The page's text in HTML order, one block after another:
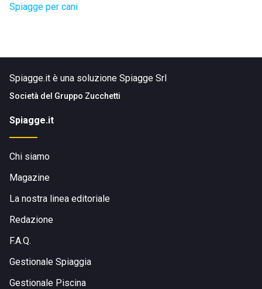
Spiagge per cani
Spiagge.it è una soluzione Spiagge Srl
Società del Gruppo Zucchetti
Spiagge.it
Chi siamo
Magazine
La nostra linea editoriale
Redazione
F.A.Q.
Gestionale Spiaggia
Gestionale Piscina